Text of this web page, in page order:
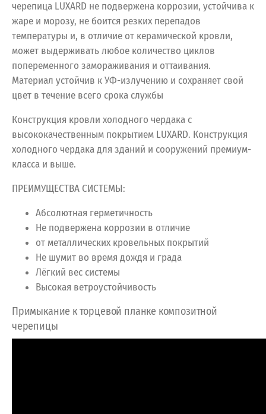
черепица LUXARD не подвержена коррозии, устойчива к
жаре и морозу, не боится резких перепадов
температуры и, в отличие от керамической кровли,
может выдерживать любое количество циклов
попеременного замораживания и оттаивания.
Материал устойчив к УФ-излучению и сохраняет свой
цвет в течение всего срока службы
Конструкция кровли холодного чердака с
высококачественным покрытием LUXARD. Конструкция
холодного чердака для зданий и сооружений премиум-
класса и выше.
ПРЕИМУЩЕСТВА СИСТЕМЫ:
Абсолютная герметичность
Не подвержена коррозии в отличие
от металлических кровельных покрытий
Не шумит во время дождя и града
Лёгкий вес системы
Высокая ветроустойчивость
Примыкание к торцевой планке композитной
черепицы